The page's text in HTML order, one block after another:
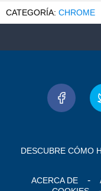
CHROME
DESCUBRE CÓMO
ACERCA DE